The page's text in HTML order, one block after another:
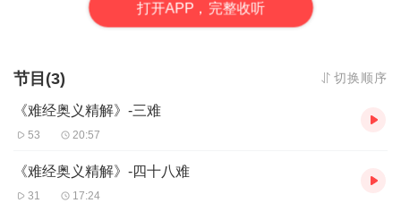
方解》，《医书遍通》中的《脉法精要》，《世医从效论》，《辩
证精要》，《危症急候针法精要》，《八法医案精解》，《危症急
打开APP，完整收听
节目(3) 切换顺序
《难经奥义精解》-三难
53 20:57
《难经奥义精解》-四十八难
31 17:24